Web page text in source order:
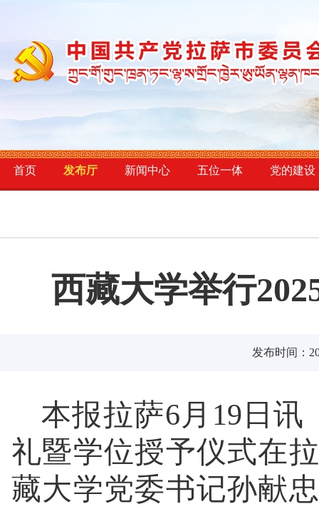
首页 发布厅 新闻中心 五位一体 党的建设
西藏大学举行
发布时间：
本报拉萨6月19日讯
礼暨学位授予仪式在
藏大学党委书记孙献